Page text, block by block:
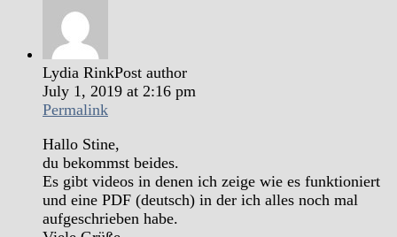
Lydia RinkPost author
July 1, 2019 at 2:16 pm
Permalink
Hallo Stine,
du bekommst beides.
Es gibt videos in denen ich zeige wie es funktioniert
und eine PDF (deutsch) in der ich alles noch mal
aufgeschrieben habe.